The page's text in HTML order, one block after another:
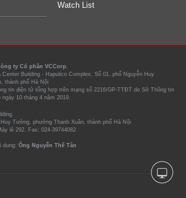
Watch List
ty Cổ phần VCCorp.
Center Building - Hapulico Complex, Số 01, phố Nguyễn Huy
thành phố Hà Nội
tin điện tử tổng hợp trên mạng số 2216/GP-TTĐT do Sở Thông tin
10 tháng 4 năm 2019.
Tưởng, phường Thanh Xuân, thành phố Hà Nội
lẻ 292. Fax: 024-39744082
dung: Ông Nguyễn Thế Tân